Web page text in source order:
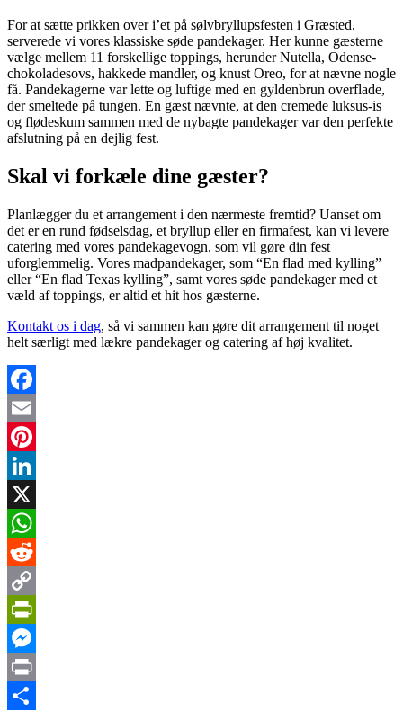
For at sætte prikken over i’et på sølvbryllupsfesten i Græsted,
serverede vi vores klassiske søde pandekager. Her kunne gæsterne
vælge mellem 11 forskellige toppings, herunder Nutella, Odense-
chokoladesovs, hakkede mandler, og knust Oreo, for at nævne nogle
få. Pandekagerne var lette og luftige med en gyldenbrun overflade,
der smeltede på tungen. En gæst nævnte, at den cremede luksus-is
og flødeskum sammen med de nybagte pandekager var den perfekte
afslutning på en dejlig fest.
Skal vi forkæle dine gæster?
Planlægger du et arrangement i den nærmeste fremtid? Uanset om
det er en rund fødselsdag, et bryllup eller en firmafest, kan vi levere
catering med vores pandekagevogn, som vil gøre din fest
uforglemmelig. Vores madpandekager, som “En flad med kylling”
eller “En flad Texas kylling”, samt vores søde pandekager med et
væld af toppings, er altid et hit hos gæsterne.
Kontakt os i dag, så vi sammen kan gøre dit arrangement til noget
helt særligt med lækre pandekager og catering af høj kvalitet.
Facebook
Email
Pinterest
LinkedIn
X
WhatsApp
Reddit
Copy
Link
PrintFriendly
Messenger
Print